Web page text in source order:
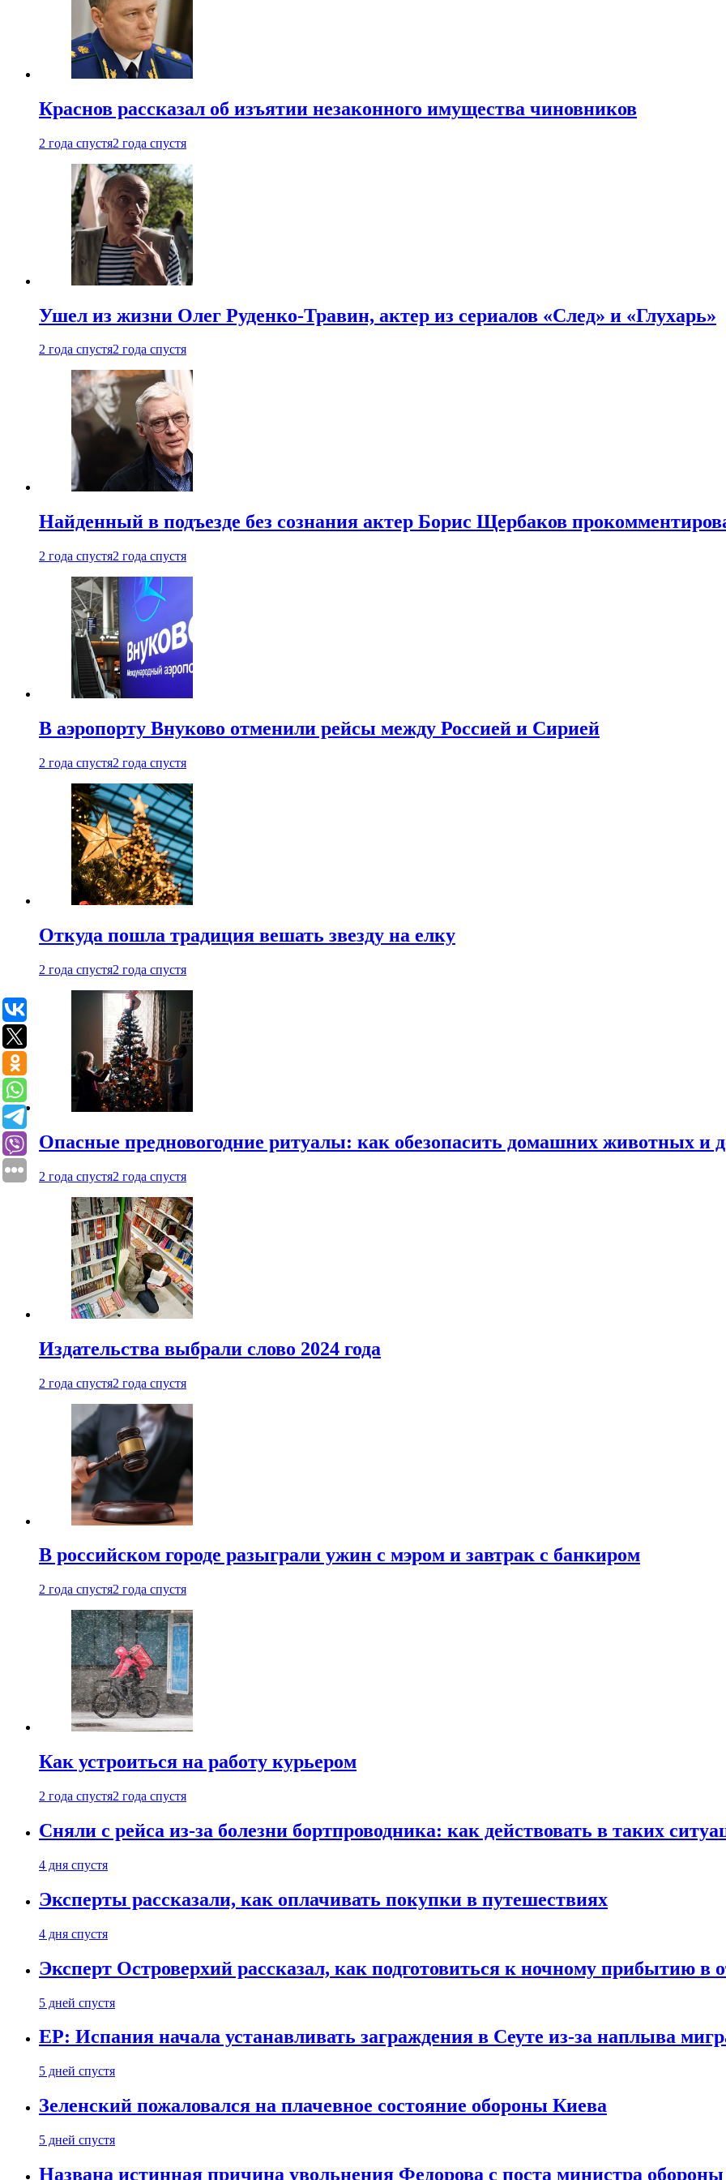
Краснов рассказал об изъятии незаконного имущества чиновников
2 года спустя2 года спустя
Ушел из жизни Олег Руденко-Травин, актер из сериалов «След» и «Глухарь»
2 года спустя2 года спустя
Найденный в подъезде без сознания актер Борис Щербаков
2 года спустя2 года спустя
В аэропорту Внуково отменили рейсы между Россией и Сирией
2 года спустя2 года спустя
Откуда пошла традиция вешать звезду на елку
2 года спустя2 года спустя
Опасные предновогодние ритуалы: как обезопасить домашних животных и
2 года спустя2 года спустя
Издательства выбрали слово 2024 года
2 года спустя2 года спустя
В российском городе разыграли ужин с мэром и завтрак с банкиром
2 года спустя2 года спустя
Как устроиться на работу курьером
2 года спустя2 года спустя
Сняли с рейса из-за болезни бортпроводника: как действовать в таких
4 дня спустя
Эксперты рассказали, как оплачивать покупки в путешествиях
4 дня спустя
Эксперт Островерхий рассказал, как подготовиться к ночному прибытию в
5 дней спустя
EP: Испания начала устанавливать заграждения в Сеуте из-за наплыва
5 дней спустя
Зеленский пожаловался на плачевное состояние обороны Киева
5 дней спустя
Названа истинная причина увольнения Федорова с поста министра